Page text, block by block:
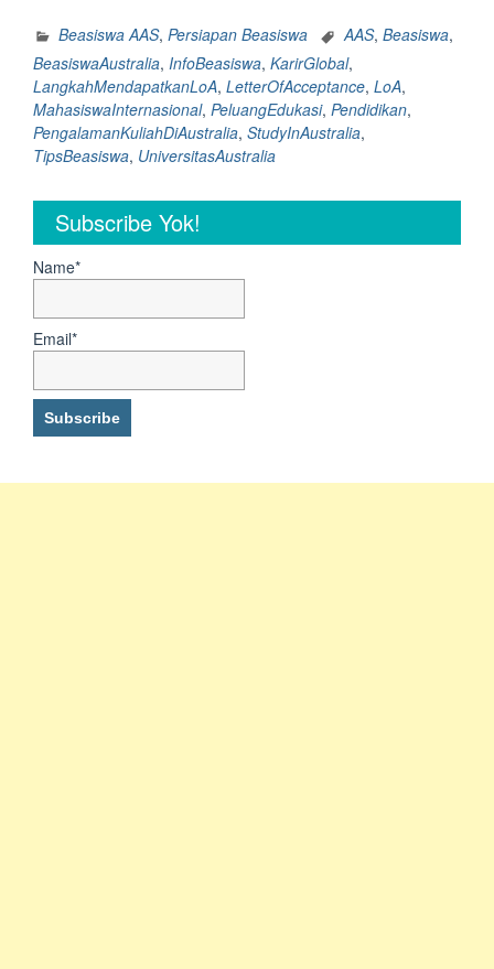
5
Langkah-
Langkah
Untuk
Mendapatkan
Letter
Dari
Di
Beasiswa AAS, Persiapan Beasiswa AAS, Beasiswa,
BeasiswaAustralia, InfoBeasiswa, KarirGlobal,
LangkahMendapatkanLoA, LetterOfAcceptance, LoA,
MahasiswaInternasional, PeluangEdukasi, Pendidikan,
PengalamanKuliahDiAustralia, StudyInAustralia,
TipsBeasiswa, UniversitasAustralia
Subscribe Yok!
Name*
Email*